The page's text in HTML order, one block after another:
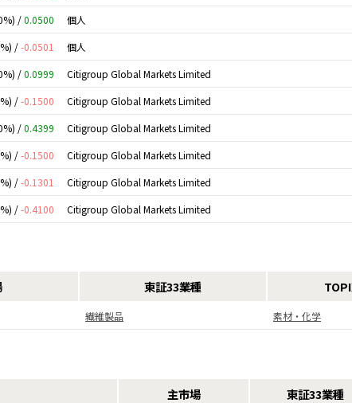
/0.0500 個人
/-0.0501 個人
/0.0999 Citigroup Global Markets Limited
/-0.1500 Citigroup Global Markets Limited
/0.4399 Citigroup Global Markets Limited
/-0.1500 Citigroup Global Markets Limited
/-0.1301 Citigroup Global Markets Limited
/-0.4100 Citigroup Global Markets Limited
東証33業種
繊維製品 素材・化学
主市場 東証33業種